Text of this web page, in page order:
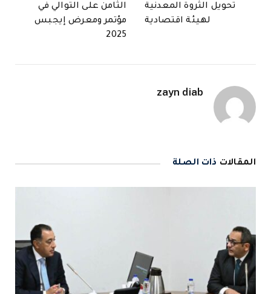
تحويل الثروة المعدنية
لهيئة اقتصادية
الثامن على التوالي في
مؤتمر ومعرض إيجبس
2025
zayn diab
المقالات ذات الصلة